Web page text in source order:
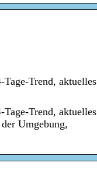
Trend, aktuelles
Trend, aktuelles
Umgebung,